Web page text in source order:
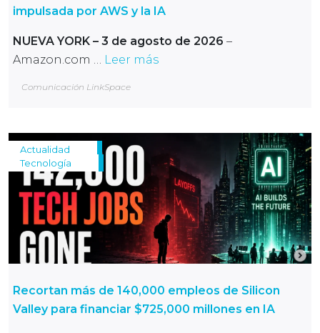
impulsada por AWS y la IA
NUEVA YORK – 3 de agosto de 2026 –
Amazon.com … Leer más
Comunicación LinkSpace
Actualidad
Tecnología
Recortan más de 140,000 empleos de Silicon
Valley para financiar $725,000 millones en IA